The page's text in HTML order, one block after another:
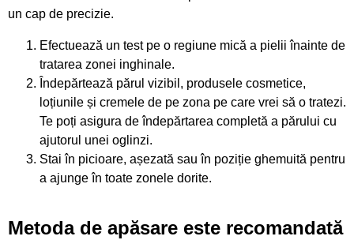
un cap de precizie.
Efectuează un test pe o regiune mică a pielii înainte de
tratarea zonei inghinale.
Îndepărtează părul vizibil, produsele cosmetice,
loțiunile și cremele de pe zona pe care vrei să o tratezi.
Te poți asigura de îndepărtarea completă a părului cu
ajutorul unei oglinzi.
Stai în picioare, așezată sau în poziție ghemuită pentru
a ajunge în toate zonele dorite.
Metoda de apăsare este recomandată